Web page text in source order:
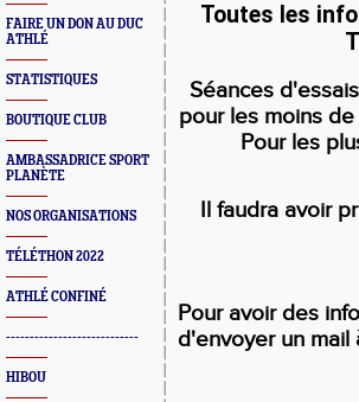
FAIRE UN DON AU DUC
ATHLÉ
STATISTIQUES
BOUTIQUE CLUB
AMBASSADRICE SPORT
PLANÈTE
NOS ORGANISATIONS
TÉLÉTHON 2022
ATHLÉ CONFINÉ
----------------------------
HIBOU
Toutes les
Séances
pour les moins de
Pour les
Il faudra avoir
Pour avoir des
d'envoyer un mail